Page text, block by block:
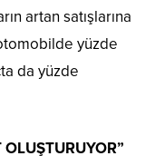
artan satışlarına
yüzde
da yüzde